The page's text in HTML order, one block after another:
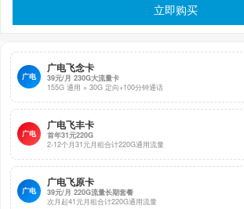
号卡资料会随运营商政策变动，具
料为准。谢谢！
⇩⇩⇩扫一扫申请
立即购买
广电
广电飞念卡
39元/月 230G大流量卡
155G 通用 + 30G 定向+100分钟通话
广电
广电飞丰卡
首年31元220G
2-12个月31元月租合计220G通用流量
广电
广电飞原卡
39元/月 220G流量长期套餐
次月起41元月租合计220G通用流量